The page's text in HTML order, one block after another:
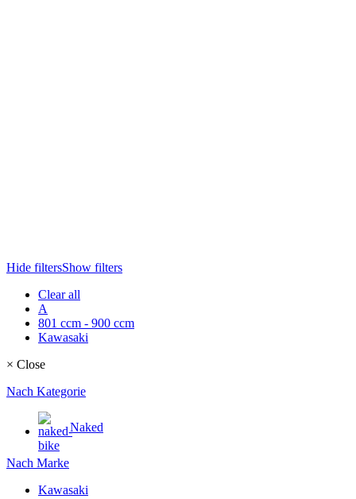
Hide filtersShow filters
Clear all
A
801 ccm - 900 ccm
Kawasaki
× Close
Nach Kategorie
Naked
Nach Marke
Kawasaki